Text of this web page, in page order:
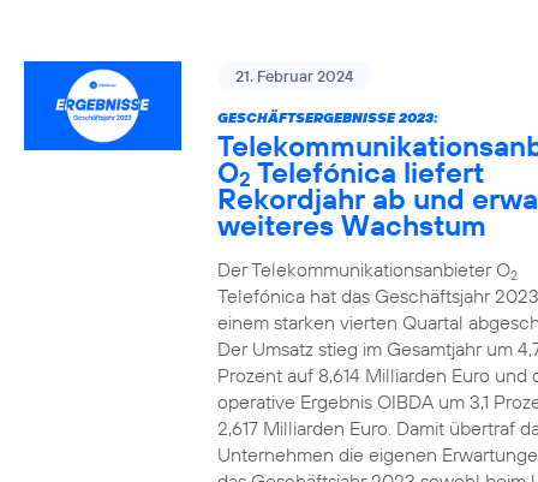
21. Februar 2024
GESCHÄFTSERGEBNISSE 2023:
O2 Telefónica liefert
Rekordjahr ab und
weiteres Wachstum
Der Telekommunikationsanbieter O2
Telefónica hat das Geschäftsjahr
einem starken vierten Quartal
Der Umsatz stieg im Gesamtjahr um
Prozent auf 8,614 Milliarden Euro und
operative Ergebnis OIBDA um 3,1
2,617 Milliarden Euro. Damit übertraf
Unternehmen die eigenen